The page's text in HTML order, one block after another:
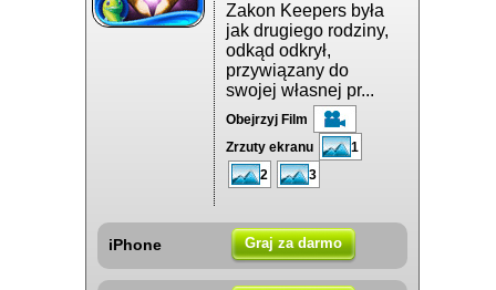
Zakon Keepers była
jak drugiego rodziny,
odkąd odkrył,
przywiązany do
swojej własnej pr...
Obejrzyj Film
Zrzuty ekranu
1
2
3
iPhone Graj za darmo